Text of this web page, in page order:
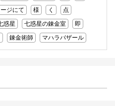
ジにて
様 く
点
惑星 七惑星の錬金室
即
錬金術師 マハラバザール